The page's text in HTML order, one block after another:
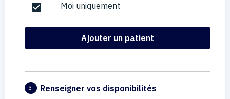
check_box Moi uniquement
Ajouter un patient
3 Renseigner vos disponibilités